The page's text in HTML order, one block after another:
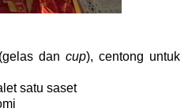
dan cup), centong untuk
satu saset